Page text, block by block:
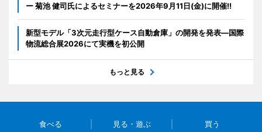
ー 菊池 健司氏によるセミナーを2026年9月11日(金)に開催!!
新型モデル「3次元走行型ケース自動倉庫」の開発を発表―国際
物流総合展2026にて実機を初公開
もっと見る
食べる 見る・遊ぶ 買う